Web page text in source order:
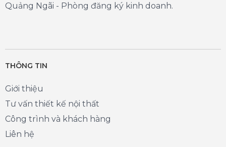
Quảng Ngãi - Phòng đăng ký kinh doanh.
THÔNG TIN
Giới thiệu
Tư vấn thiết kế nội thất
Công trình và khách hàng
Liên hệ